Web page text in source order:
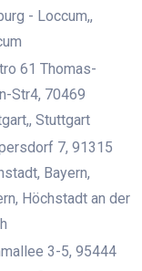
- Loccum,,
61 Thomas-
Str4, 70469
Stuttgart
7, 91315
Bayern,
Höchstadt an der
3-5, 95444